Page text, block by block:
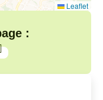
Leaflet
: